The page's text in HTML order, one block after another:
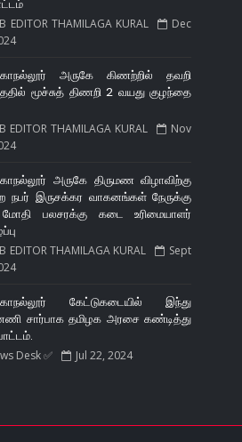
EDITOR THAMILAGA KURAL
Dec
அருகே கிணற்றில் தவறி
மூச்சுத் திணறி 2 வயது குழந்தை
EDITOR THAMILAGA KURAL
Nov
அருகே திருமண விழாவிற்கு
நபர் இருசக்கர வாகனங்கள் நேருக்கு
பலசரக்கு கடை உரிமையாளர்
EDITOR THAMILAGA KURAL
Sept
கேட்டுகடையில் இந்து
சார்பாக தமிழக அரசை கண்டித்து
Desk ✅ Jul 22, 2024